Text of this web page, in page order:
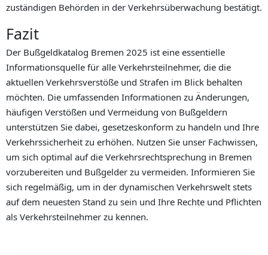
zuständigen Behörden in der Verkehrsüberwachung bestätigt.
Fazit
Der Bußgeldkatalog Bremen 2025 ist eine essentielle
Informationsquelle für alle Verkehrsteilnehmer, die die
aktuellen Verkehrsverstöße und Strafen im Blick behalten
möchten. Die umfassenden Informationen zu Änderungen,
häufigen Verstößen und Vermeidung von Bußgeldern
unterstützen Sie dabei, gesetzeskonform zu handeln und Ihre
Verkehrssicherheit zu erhöhen. Nutzen Sie unser Fachwissen,
um sich optimal auf die Verkehrsrechtsprechung in Bremen
vorzubereiten und Bußgelder zu vermeiden. Informieren Sie
sich regelmäßig, um in der dynamischen Verkehrswelt stets
auf dem neuesten Stand zu sein und Ihre Rechte und Pflichten
als Verkehrsteilnehmer zu kennen.